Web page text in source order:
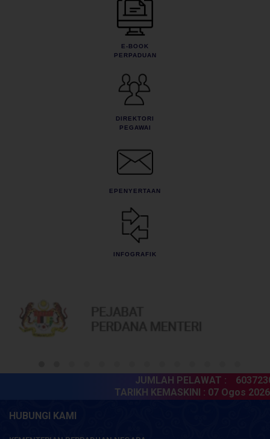
E-BOOK
PERPADUAN
DIREKTORI
PEGAWAI
EPENYERTAAN
INFOGRAFIK
JUMLAH PELAWAT :
TARIKH KEMASKINI :07 Ogos 2026
HUBUNGI KAMI